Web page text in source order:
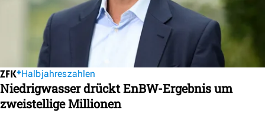
Halbjahreszahlen
Niedrigwasser drückt EnBW-Ergebnis um
zweistellige Millionen